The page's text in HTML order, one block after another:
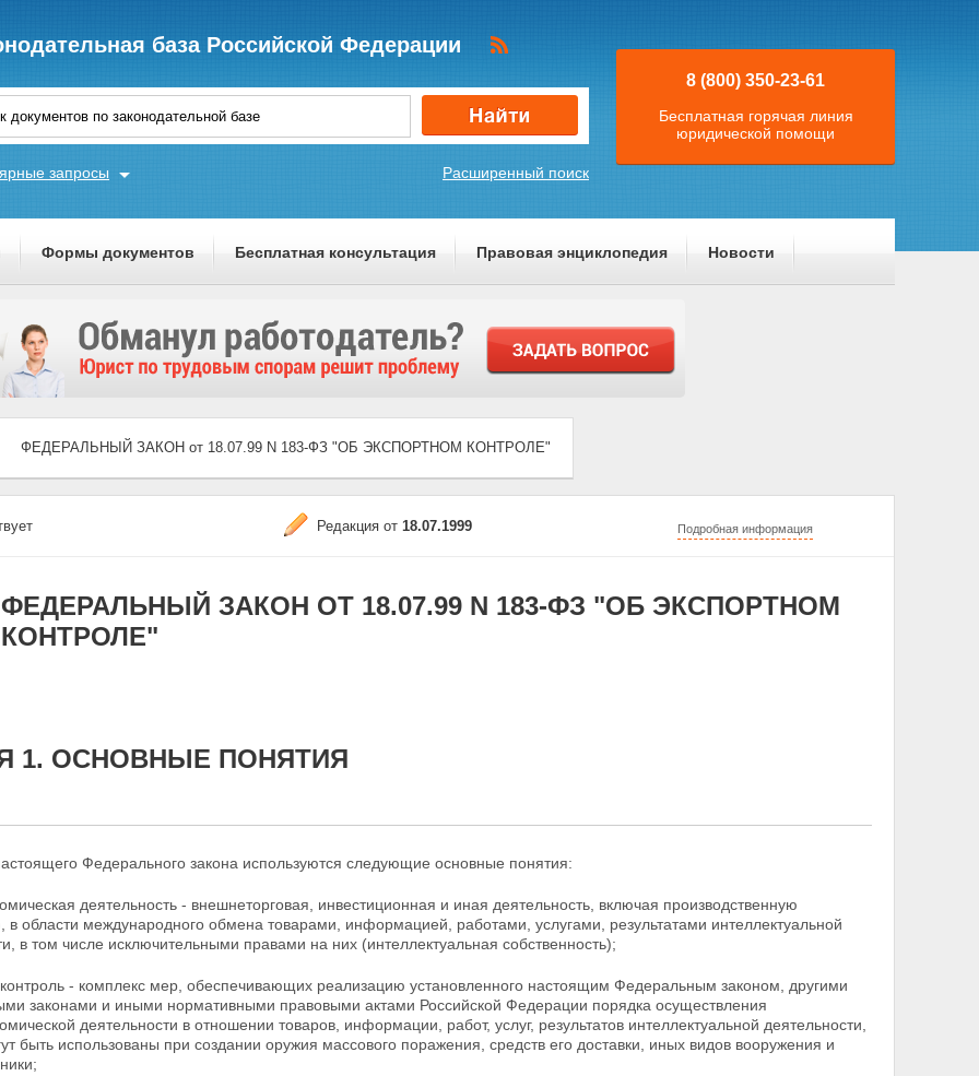
база Российской Федерации
Расширенный поиск
запросы
8 (800) 350-23-61
Бесплатная горячая линия
юридической помощи
Формы документов Бесплатная консультация Правовая энциклопедия Новости
ФЕДЕРАЛЬНЫЙ ЗАКОН от 18.07.99 N 183-ФЗ "ОБ ЭКСПОРТНОМ КОНТРОЛЕ"
Редакция от 18.07.1999 Подробная информация
ФЕДЕРАЛЬНЫЙ ЗАКОН ОТ 18.07.99 N 183-ФЗ "ОБ ЭКСПОРТНОМ
КОНТРОЛЕ"
1. ОСНОВНЫЕ ПОНЯТИЯ
Федерального закона используются следующие основные понятия:
деятельность - внешнеторговая, инвестиционная и иная деятельность, включая производственную
в области международного обмена товарами, информацией, работами, услугами, результатами интеллектуальной
в том числе исключительными правами на них (интеллектуальная собственность);
- комплекс мер, обеспечивающих реализацию установленного настоящим Федеральным законом, другими
законами и иными нормативными правовыми актами Российской Федерации порядка осуществления
деятельности в отношении товаров, информации, работ, услуг, результатов интеллектуальной деятельности,
быть использованы при создании оружия массового поражения, средств его доставки, иных видов вооружения и